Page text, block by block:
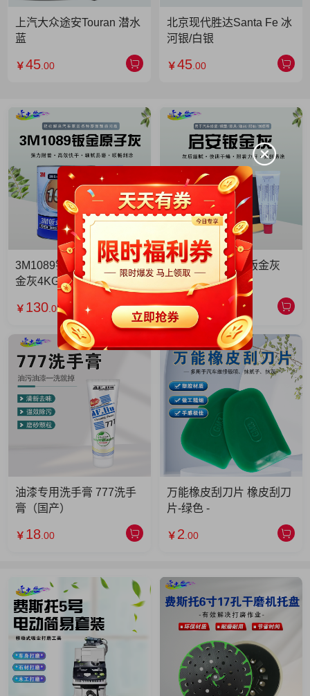
上汽大众途安Touran 潜水
蓝
￥45 .00
北京现代胜达Santa Fe 冰
河银/白银
￥45 .00
3M1089钣金灰 3M1089钣
金灰4KG 单罐
￥ 130 .00
启安钣金灰 启安钣金灰
2KG 单罐
￥49.90
油漆专用洗手膏 777洗手
膏（国产）
￥ 18 .00
万能橡皮刮刀片 橡皮刮刀
片-绿色 -
￥ 2 .00